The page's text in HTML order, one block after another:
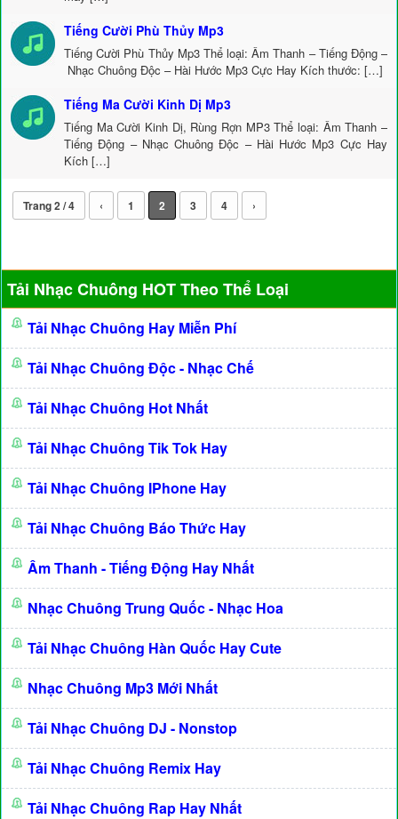
Tiếng Cười Phù Thủy Mp3
Tiếng Cười Phù Thủy Mp3 Thể loại: Âm Thanh – Tiếng Động –
Nhạc Chuông Độc – Hài Hước Mp3 Cực Hay Kích thước: […]
Tiếng Ma Cười Kinh Dị Mp3
Tiếng Ma Cười Kinh Dị, Rùng Rợn MP3 Thể loại: Âm Thanh –
Tiếng Động – Nhạc Chuông Độc – Hài Hước Mp3 Cực Hay
Kích […]
Trang 2 / 4 ‹ 1 2 3 4 ›
Tải Nhạc Chuông HOT Theo Thể Loại
Tải Nhạc Chuông Hay Miễn Phí
Tải Nhạc Chuông Độc - Nhạc Chế
Tải Nhạc Chuông Hot Nhất
Tải Nhạc Chuông Tik Tok Hay
Tải Nhạc Chuông IPhone Hay
Tải Nhạc Chuông Báo Thức Hay
Âm Thanh - Tiếng Động Hay Nhất
Nhạc Chuông Trung Quốc - Nhạc Hoa
Tải Nhạc Chuông Hàn Quốc Hay Cute
Nhạc Chuông Mp3 Mới Nhất
Tải Nhạc Chuông DJ - Nonstop
Tải Nhạc Chuông Remix Hay
Tải Nhạc Chuông Rap Hay Nhất